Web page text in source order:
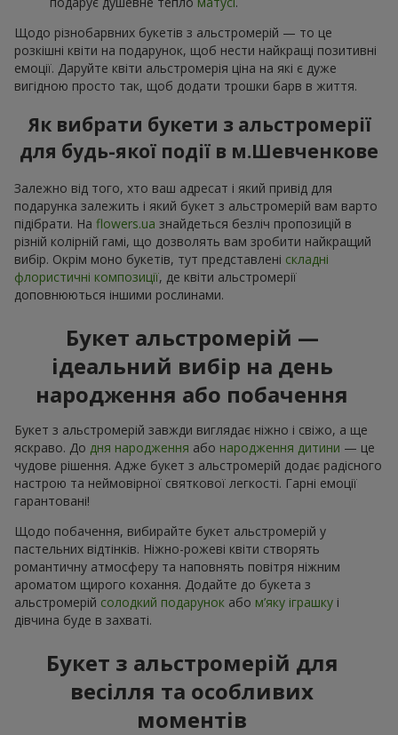
Щодо різнобарвних букетів з альстромерій — то це
розкішні квіти на подарунок, щоб нести найкращі позитивні
емоції. Даруйте квіти альстромерія ціна на які є дуже
вигідною просто так, щоб додати трошки барв в життя.
Як вибрати букети з альстромерії
для будь-якої події в м.Шевченкове
Залежно від того, хто ваш адресат і який привід для
подарунка залежить і який букет з альстромерій вам варто
підібрати. На flowers.ua знайдеться безліч пропозицій в
різній колірній гамі, що дозволять вам зробити найкращий
вибір. Окрім моно букетів, тут представлені складні
флористичні композиції, де квіти альстромерії
доповнюються іншими рослинами.
Букет альстромерій —
ідеальний вибір на день
народження або побачення
Букет з альстромерій завжди виглядає ніжно і свіжо, а ще
яскраво. До дня народження або народження дитини — це
чудове рішення. Адже букет з альстромерій додає радісного
настрою та неймовірної святкової легкості. Гарні емоції
гарантовані!
Щодо побачення, вибирайте букет альстромерій у
пастельних відтінків. Ніжно-рожеві квіти створять
романтичну атмосферу та наповнять повітря ніжним
ароматом щирого кохання. Додайте до букета з
альстромерій солодкий подарунок або м’яку іграшку і
дівчина буде в захваті.
Букет з альстромерій для
весілля та особливих
моментів